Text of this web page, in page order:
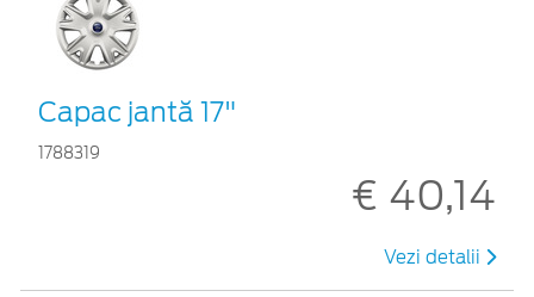
Capac jantă 17"
1788319
€ 40,14
Vezi detalii